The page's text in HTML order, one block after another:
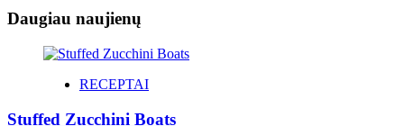
Daugiau naujienų
RECEPTAI
Stuffed Zucchini Boats